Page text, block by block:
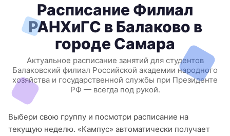
Расписание Филиал
РАНХиГС в Балаково в
городе Самара
Актуальное расписание занятий для студентов
Балаковский филиал Российской академии народного
хозяйства и государственной службы при Президенте
РФ — всегда под рукой.
Выбери свою группу и посмотри расписание на
текущую неделю. «Кампус» автоматически получает